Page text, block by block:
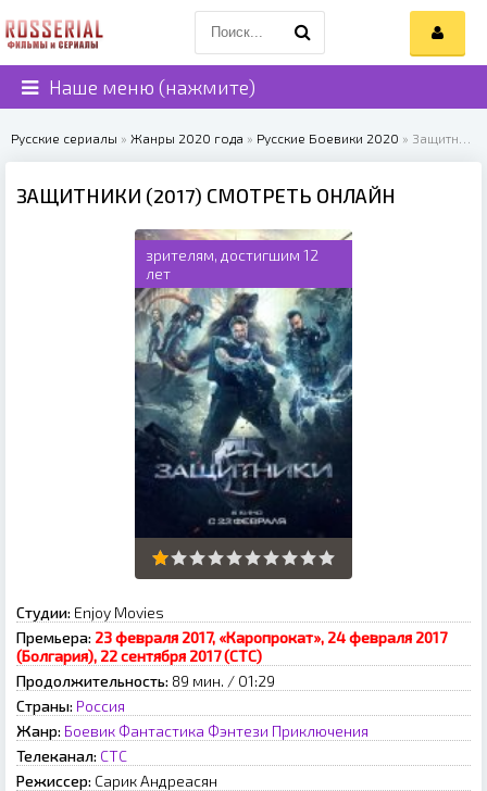
Наше меню (нажмите)
Русские сериалы » Жанры 2020 года » Русские Боевики 2020 » Защитники (2017)
ЗАЩИТНИКИ (2017) СМОТРЕТЬ ОНЛАЙН
зрителям, достигшим 12
лет
Студии: Enjoy Movies
Премьера: 23 февраля 2017, «Каропрокат», 24 февраля 2017
(Болгария), 22 сентября 2017 (СТС)
Продолжительность: 89 мин. / 01:29
Страны: Россия
Жанр: Боевик Фантастика Фэнтези Приключения
Телеканал: СТС
Режиссер: Сарик Андреасян